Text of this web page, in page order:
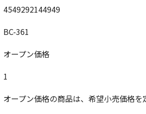
4549292144949
BC-361
オープン価格
1
オープン価格の商品は、希望小売価格を